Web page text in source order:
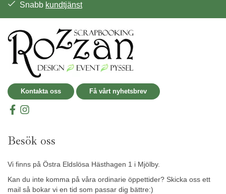
Snabb kundtjänst
Kontakta oss Få vårt nyhetsbrev
Besök oss
Vi finns på Östra Eldslösa Hästhagen 1 i Mjölby.
Kan du inte komma på våra ordinarie öppettider? Skicka oss ett
mail så bokar vi en tid som passar dig bättre:)